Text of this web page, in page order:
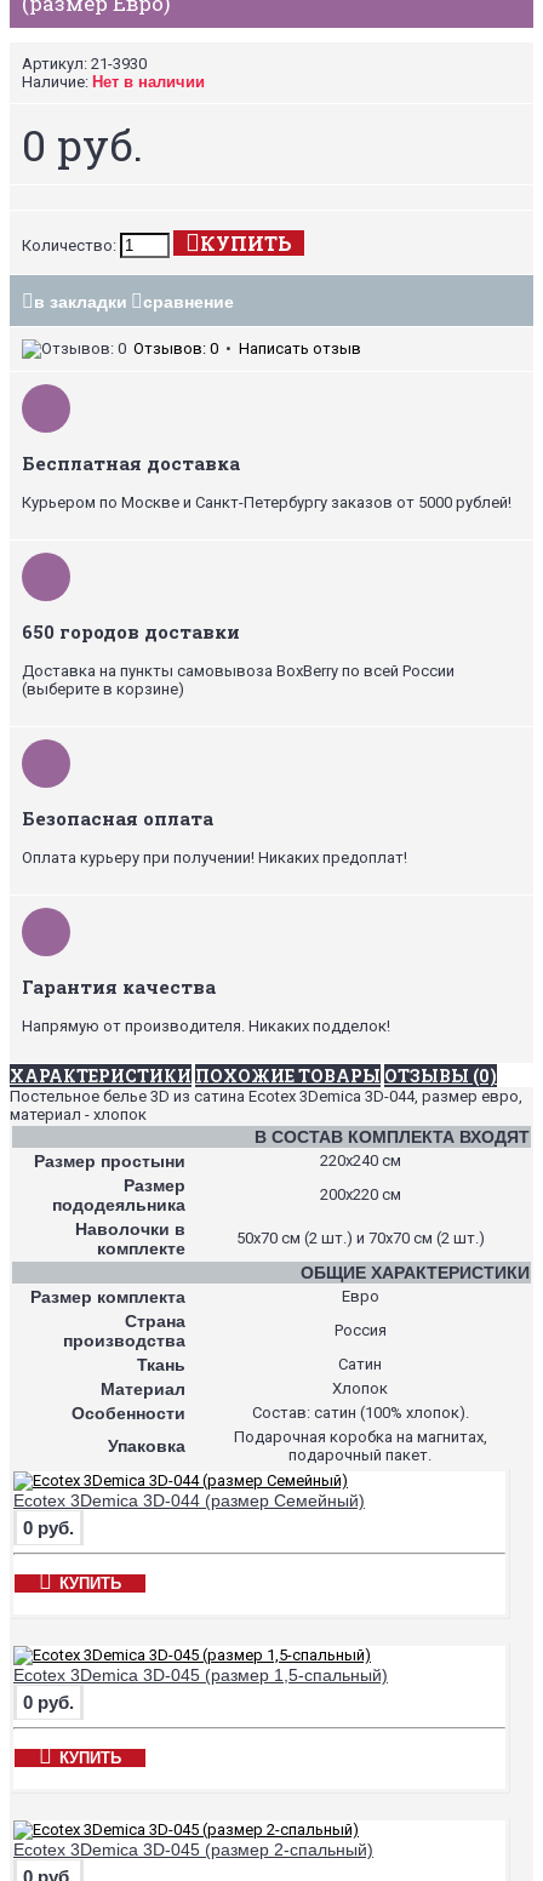
Артикул: 21-3930
Наличие: Нет в наличии
0 руб.
Количество: КУПИТЬ
в закладки сравнение
Отзывов: 0 • Написать отзыв
Бесплатная доставка
Курьером по Москве и Санкт-Петербургу заказов от 5000 рублей!
650 городов доставки
Доставка на пункты самовывоза BoxBerry по всей России
(выберите в корзине)
Безопасная оплата
Оплата курьеру при получении! Никаких предоплат!
Гарантия качества
Напрямую от производителя. Никаких подделок!
ХАРАКТЕРИСТИКИ ПОХОЖИЕ ТОВАРЫ ОТЗЫВЫ (0)
Постельное белье 3D из сатина Ecotex 3Demica 3D-044, размер евро,
материал - хлопок
В СОСТАВ КОМПЛЕКТА ВХОДЯТ
Размер простыни
220х240 см
Размер
пододеяльника
200х220 см
Наволочки в
комплекте
50х70 см (2 шт.) и 70х70 см (2 шт.)
ОБЩИЕ ХАРАКТЕРИСТИКИ
Размер комплекта
Евро
Страна
производства
Россия
Ткань Сатин
Материал Хлопок
Особенности Состав: сатин (100% хлопок).
Упаковка
Подарочная коробка на магнитах,
подарочный пакет.
Ecotex 3Demica 3D-044 (размер Семейный)
0 руб.
КУПИТЬ
Ecotex 3Demica 3D-045 (размер 1,5-спальный)
0 руб.
КУПИТЬ
Ecotex 3Demica 3D-045 (размер 2-спальный)
0 руб.